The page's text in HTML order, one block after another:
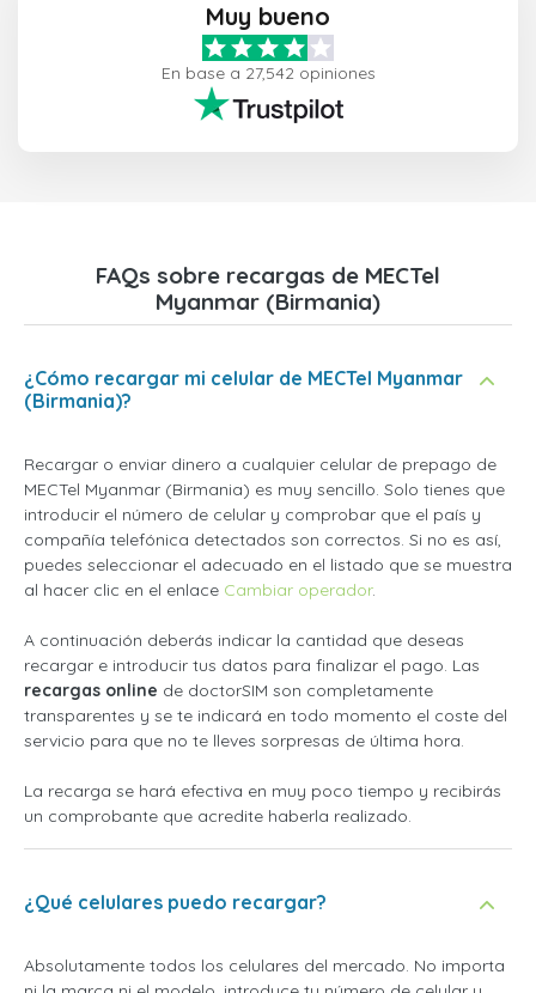
Muy bueno
En base a 27,542 opiniones
FAQs sobre recargas de MECTel
Myanmar (Birmania)
¿Cómo recargar mi celular de MECTel Myanmar
(Birmania)?
Recargar o enviar dinero a cualquier celular de prepago de
MECTel Myanmar (Birmania) es muy sencillo. Solo tienes que
introducir el número de celular y comprobar que el país y
compañía telefónica detectados son correctos. Si no es así,
puedes seleccionar el adecuado en el listado que se muestra
al hacer clic en el enlace Cambiar operador.
A continuación deberás indicar la cantidad que deseas
recargar e introducir tus datos para finalizar el pago. Las
recargas online de doctorSIM son completamente
transparentes y se te indicará en todo momento el coste del
servicio para que no te lleves sorpresas de última hora.
La recarga se hará efectiva en muy poco tiempo y recibirás
un comprobante que acredite haberla realizado.
¿Qué celulares puedo recargar?
Absolutamente todos los celulares del mercado. No importa